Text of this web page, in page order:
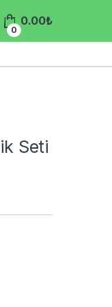
0
0.00₺
Seti